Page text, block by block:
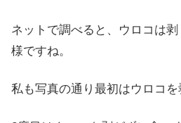
ネットで調べると、ウロコは
様ですね。
私も写真の通り最初はウロコを